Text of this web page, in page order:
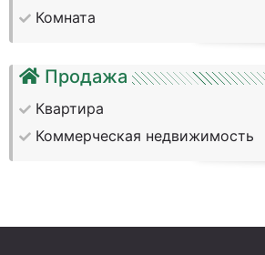
Комната
Продажа
Квартира
Коммерческая недвижимость